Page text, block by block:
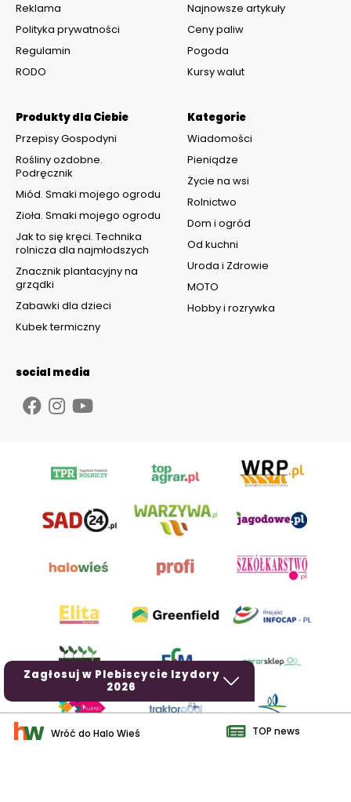
Zagłosuj w Plebiscycie Izydory
2026
Reklama
Polityka prywatności
Regulamin
RODO
Kategorie
Wiadomości
Pieniądze
Życie na wsi
Rolnictwo
Dom i ogród
Od kuchni
Uroda i Zdrowie
MOTO
Hobby i rozrywka
Produkty dla Ciebie
Przepisy Gospodyni
Rośliny ozdobne.
Podręcznik
Miód. Smaki mojego ogrodu
Zioła. Smaki mojego ogrodu
Jak to się kręci. Technika
rolnicza dla najmłodszych
Znacznik plantacyjny na
grządki
Zabawki dla dzieci
Kubek termiczny
Najnowsze artykuły
Ceny paliw
Pogoda
Kursy walut
social media
Wróć do Halo Wieś TOP news